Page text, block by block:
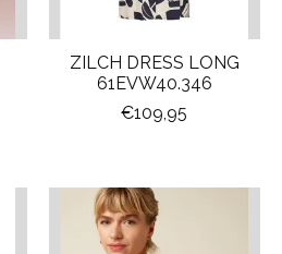
ZILCH DRESS LONG
61EVW40.346
€109,95